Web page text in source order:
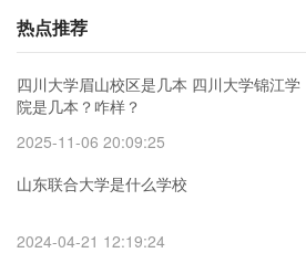
热点推荐
四川大学眉山校区是几本 四川大学锦江学
院是几本？咋样？
2025-11-06 20:09:25
山东联合大学是什么学校
2024-04-21 12:19:24